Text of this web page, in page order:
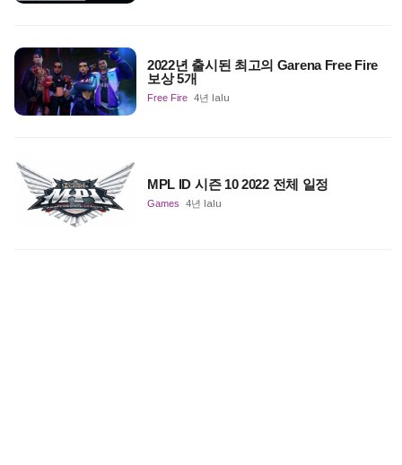
2022년 출시된 최고의 Garena Free Fire
보상 5개
Free Fire 4년 lalu
MPL ID 시즌 10 2022 전체 일정
Games 4년 lalu